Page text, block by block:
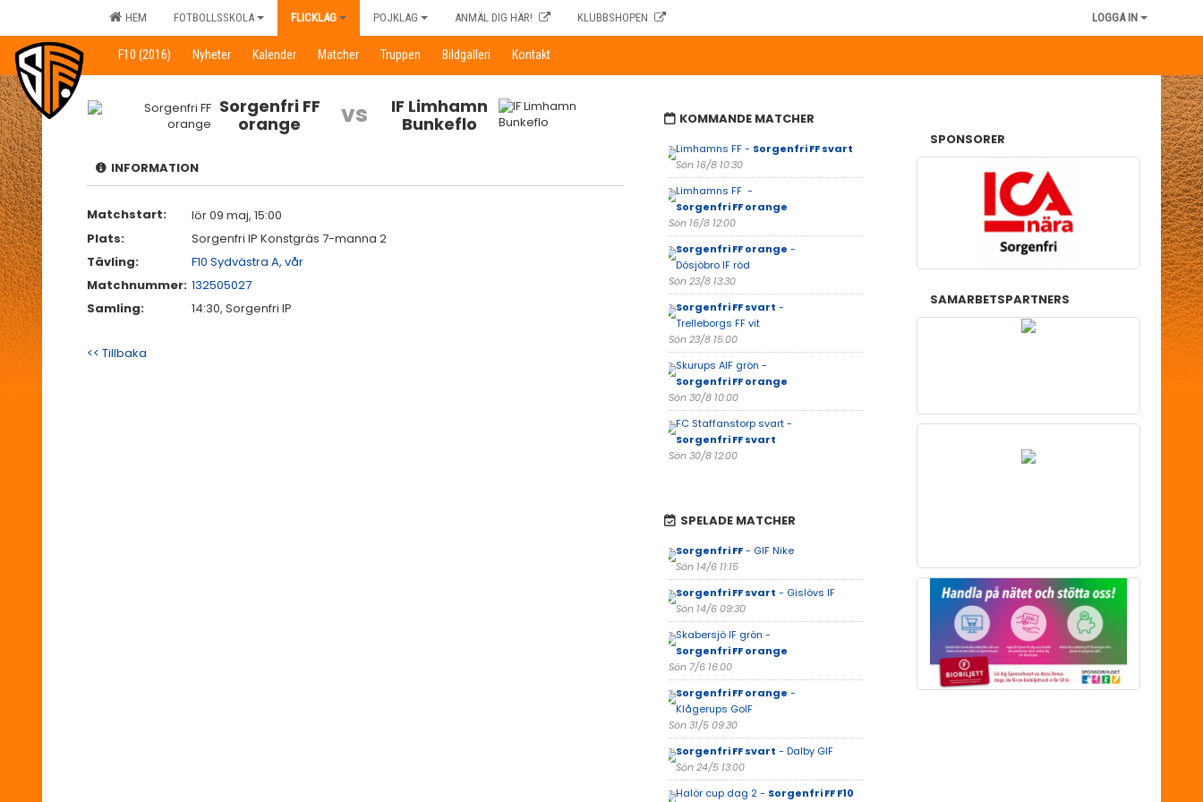
HEM FOTBOLLSSKOLA FLICKLAG POJKLAG ANMÄL DIG HÄR! KLUBBSHOPEN LOGGA IN
F10 (2016) Nyheter Kalender Matcher Truppen Bildgalleri Kontakt
Sorgenfri FF
orange
vs
IF Limhamn
Bunkeflo
INFORMATION
Matchstart:
lör 09 maj, 15:00
Plats:
Sorgenfri IP Konstgräs 7-manna 2
Tävling:
F10 Sydvästra A, vår
Matchnummer: 132505027
Samling:
14:30, Sorgenfri IP
<< Tillbaka
KOMMANDE MATCHER
Limhamns FF - Sorgenfri FF svart
Sön 16/8 10:30
Limhamns FF -
Sorgenfri FF orange
Sön 16/8 12:00
Sorgenfri FF orange -
Dösjöbro IF röd
Sön 23/8 13:30
Sorgenfri FF svart -
Trelleborgs FF vit
Sön 23/8 15:00
Skurups AIF grön -
Sorgenfri FF orange
Sön 30/8 10:00
FC Staffanstorp svart -
Sorgenfri FF svart
Sön 30/8 12:00
SPELADE MATCHER
Sorgenfri FF- GIF Nike
Sön 14/6 11:15
Sorgenfri FF svart - Gislövs IF
Sön 14/6 09:30
Skabersjö IF grön -
Sorgenfri FF orange
Sön 7/6 16:00
Sorgenfri FF orange -
Klågerups GoIF
Sön 31/5 09:30
Sorgenfri FF svart - Dalby GIF
Sön 24/5 13:00
Halör cup dag 2 - Sorgenfri FF F10
SPONSORER
SAMARBETSPARTNERS